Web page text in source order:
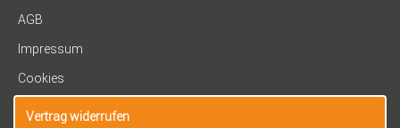
AGB
Impressum
Cookies
Vertrag widerrufen